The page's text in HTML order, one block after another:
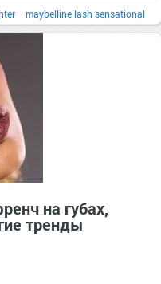
maybelline lash sensational
#подарок
Подарок (г.Уржум) [714111]
#шанель #яркаяпомада
на губах,
тренды